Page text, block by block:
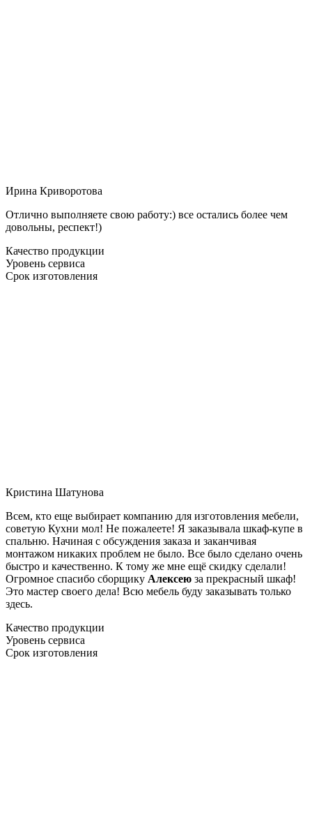
Ирина Криворотова
Отлично выполняете свою работу:) все остались более чем
довольны, респект!)
Качество продукции
Уровень сервиса
Срок изготовления
Кристина Шатунова
Всем, кто еще выбирает компанию для изготовления мебели,
советую Кухни мол! Не пожалеете! Я заказывала шкаф-купе в
спальню. Начиная с обсуждения заказа и заканчивая
монтажом никаких проблем не было. Все было сделано очень
быстро и качественно. К тому же мне ещё скидку сделали!
Огромное спасибо сборщику Алексею за прекрасный шкаф!
Это мастер своего дела! Всю мебель буду заказывать только
здесь.
Качество продукции
Уровень сервиса
Срок изготовления